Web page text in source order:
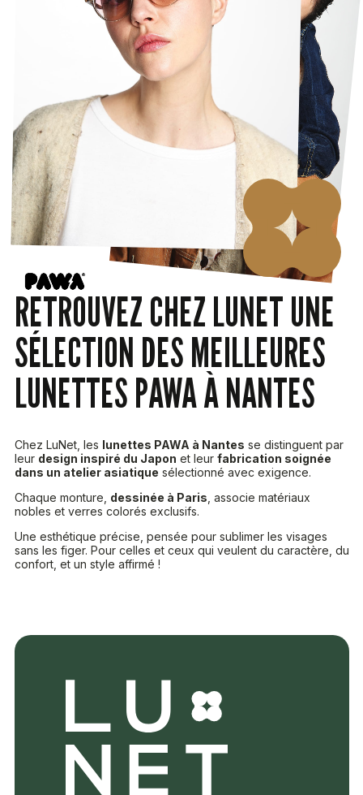
RETROUVEZ CHEZ LUNET UNE
SÉLECTION DES MEILLEURES
LUNETTES PAWA À NANTES
Chez LuNet, les lunettes PAWA à Nantes se distinguent par
leur design inspiré du Japon et leur fabrication soignée
dans un atelier asiatique sélectionné avec exigence.
Chaque monture, dessinée à Paris , associe matériaux
nobles et verres colorés exclusifs.
Une esthétique précise, pensée pour sublimer les visages
sans les figer. Pour celles et ceux qui veulent du caractère, du
confort, et un style affirmé !